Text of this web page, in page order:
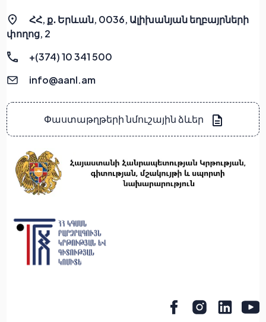
ՀՀ, ք․ Երևան, 0036, Ալիխանյան եղբայրների
փողոց, 2
+(374) 10 341 500
info@aanl.am
Փաստաթղթերի նմուշային ձևեր